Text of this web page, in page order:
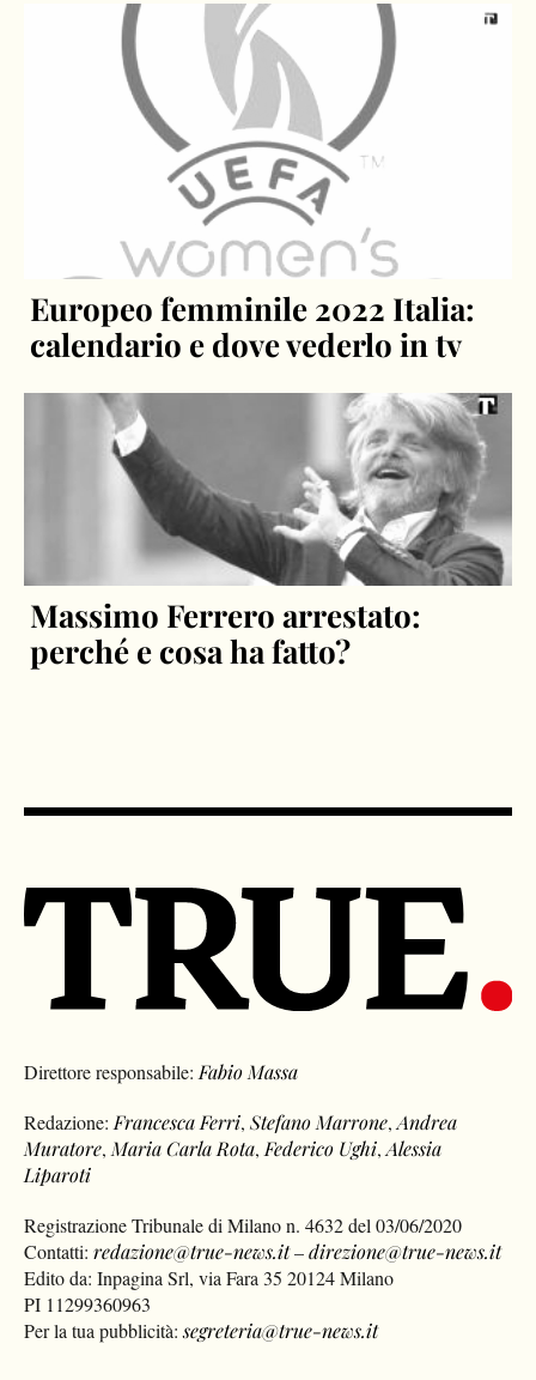
Europeo femminile 2022 Italia:
calendario e dove vederlo in tv
Massimo Ferrero arrestato:
perché e cosa ha fatto?
Direttore responsabile: Fabio Massa
Redazione: Francesca Ferri,Stefano Marrone,Andrea
Muratore, Maria Carla Rota, Federico Ughi,Alessia
Liparoti
Registrazione Tribunale di Milano n. 4632 del 03/06/2020
Contatti:redazione@true-news.it–direzione@true-news.it
Edito da: Inpagina Srl, via Fara 35 20124 Milano
PI 11299360963
Per la tua pubblicità:segreteria@true-news.it